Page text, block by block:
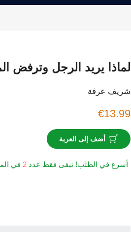
لماذا يريد الرجل وترفض
شريف عرفة
€13.99
أضف إلى العربة
أسرع في الطلب! تبقى فقط عدد 2 في